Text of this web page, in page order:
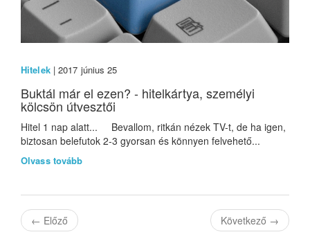
Hitelek| 2017 június 25
Buktál már el ezen? - hitelkártya, személyi
kölcsön útvesztői
Hitel 1 nap alatt... Bevallom, ritkán nézek TV-t, de ha igen,
biztosan belefutok 2-3 gyorsan és könnyen felvehető...
Olvass tovább
← Előző Következő →